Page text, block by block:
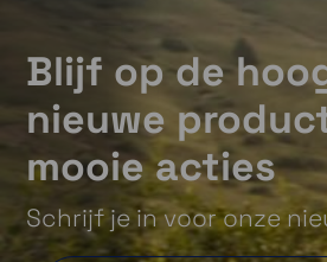
energie. Afhankelijk van
itensitieit van de zon.
Robuust design
Ga vol vertrouwen op
Blijf op de
nieuwe
mooie acties
Schrijf je in voor onze